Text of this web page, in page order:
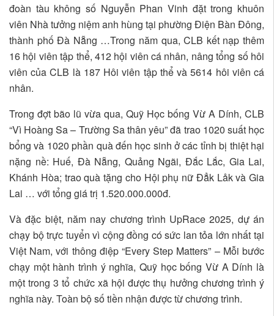
đoàn tàu không số Nguyễn Phan Vinh đặt trong khuôn
viên Nhà tưởng niệm anh hùng tại phường Điện Bàn Đông,
thành phố Đà Nẵng …Trong năm qua, CLB kết nạp thêm
16 hội viên tập thể, 412 hội viên cá nhân, nâng tổng số hôi
viên của CLB là 187 Hôi viên tập thể và 5614 hôi viên cá
nhân.
Trong đợt bão lũ vừa qua, Quỹ Học bống Vừ A Dính, CLB
“Vì Hoàng Sa – Trường Sa thân yêu” đã trao 1020 suất học
bổng và 1020 phần quà đến học sinh ở các tỉnh bị thiệt hại
nặng nề: Huế, Đà Nẵng, Quảng Ngãi, Đắc Lắc, Gia Lai,
Khánh Hòa; trao quà tặng cho Hội phụ nữ Đẳk Låk và Gia
Lai … với tổng giá trị 1.520.000.000đ.
Và đặc biệt, năm nay chương trình UpRace 2025, dự án
chạy bộ trực tuyển vì cộng đồng có sức lan tỏa lớn nhất tại
Việt Nam, với thông điệp “Every Step Matters” – Mỗi bước
chạy một hành trình ý nghĩa, Quỹ học bống Vừ A Dính là
một trong 3 tổ chức xã hội được thụ hưởng chương trình ý
nghĩa này. Toàn bộ số tiền nhận được từ chương trình.